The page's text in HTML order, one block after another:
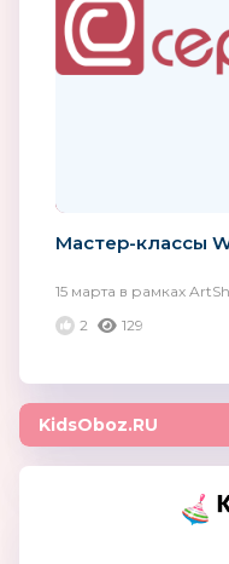
Мастер-классы
15 марта в рамках
2
129
KidsOboz.RU